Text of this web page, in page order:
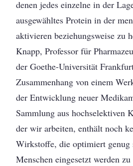
denen jedes einzelne in der
ausgewähltes Protein in der
aktivieren beziehungsweise zu
Knapp, Professor für
der Goethe-Universität
Zusammenhang von einem
der Entwicklung neuer
Sammlung aus hoch­selektiven
der wir arbeiten, enthält noch
Wirkstoffe, die optimiert
Menschen eingesetzt werden